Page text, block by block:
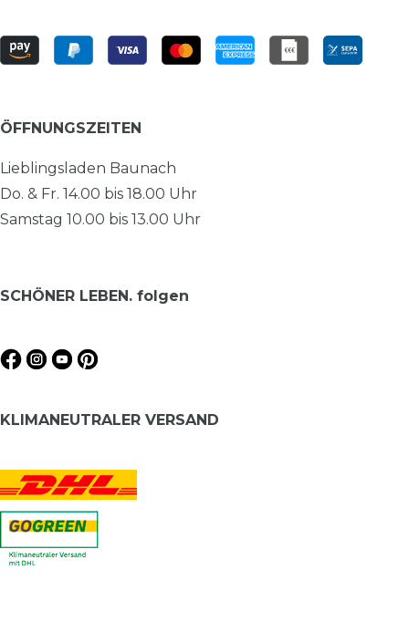
ÖFFNUNGSZEITEN
Lieblingsladen Baunach
Do. & Fr. 14.00 bis 18.00 Uhr
Samstag 10.00 bis 13.00 Uhr
SCHÖNER LEBEN. folgen
KLIMANEUTRALER VERSAND